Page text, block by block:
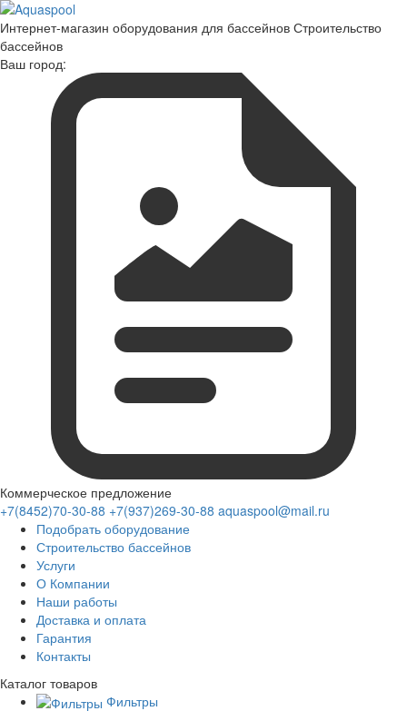
Интернет-магазин оборудования для бассейнов Строительство
бассейнов
Ваш город:
Коммерческое предложение
+7(8452)70-30-88 +7(937)269-30-88 aquaspool@mail.ru
Подобрать оборудование
Строительство бассейнов
Услуги
О Компании
Наши работы
Доставка и оплата
Гарантия
Контакты
Каталог товаров
Фильтры